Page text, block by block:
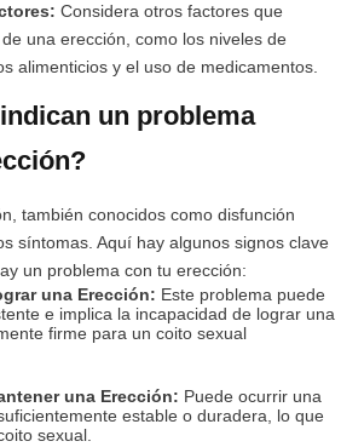
Considera otros factores que
una erección, como los niveles de
alimenticios y el uso de medicamentos.
un problema
también conocidos como disfunción
síntomas. Aquí hay algunos signos clave
un problema con tu erección:
una Erección: Este problema puede
e implica la incapacidad de lograr una
firme para un coito sexual
una Erección: Puede ocurrir una
estable o duradera, lo que
sexual.